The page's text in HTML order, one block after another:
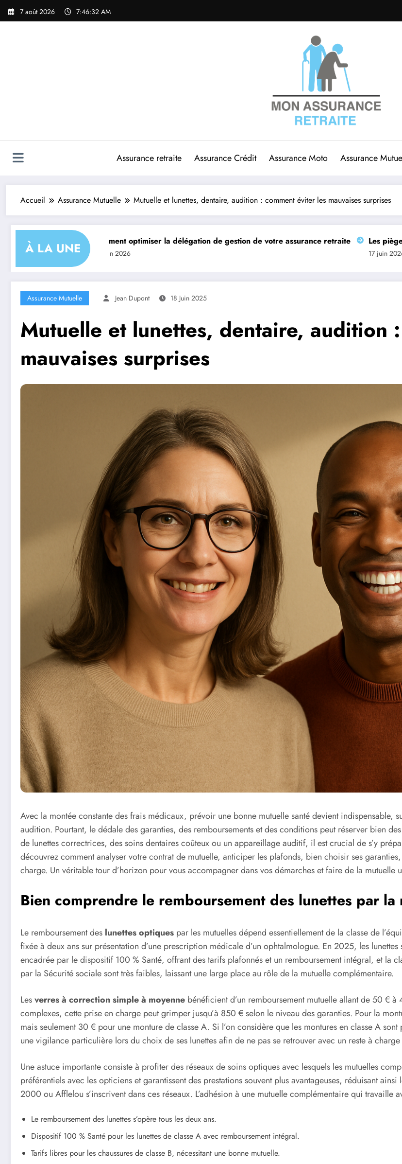
Aller
7 août 2026 7:46:35 AM
Assurance retraite Assurance Crédit Assurance Moto Assurance
Accueil Assurance Mutuelle Mutuelle et lunettes, dentaire, audition : comment éviter les mauvaises surprises
À LA UNE
Comment optimiser la délégation de gestion de votre assurance retraite
24 juin 2026
Les pièges à éviter lors de
Assurance Mutuelle Jean Dupont 18 Juin 2025
Mutuelle et lunettes, dentaire, audition
mauvaises surprises
Avec la montée constante des frais médicaux, prévoir une bonne mutuelle santé devient indispensable,
audition. Pourtant, le dédale des garanties, des remboursements et des conditions peut réserver bien
de lunettes correctrices, des soins dentaires coûteux ou un appareillage auditif, il est crucial de s’y
découvrez comment analyser votre contrat de mutuelle, anticiper les plafonds, bien choisir ses
charge. Un véritable tour d’horizon pour vous accompagner dans vos démarches et faire de la mutuelle
Bien comprendre le remboursement des lunettes par
Le remboursement des lunettes optiques par les mutuelles dépend essentiellement de la classe de
fixée à deux ans sur présentation d’une prescription médicale d’un ophtalmologue. En 2025, les
encadrée par le dispositif 100 % Santé, offrant des tarifs plafonnés et un remboursement intégral, et la
par la Sécurité sociale sont très faibles, laissant une large place au rôle de la mutuelle complémentaire.
Lesverres à correction simple à moyenne bénéficient d’un remboursement mutuelle allant de 50 €
complexes, cette prise en charge peut grimper jusqu’à 850 € selon le niveau des garanties. Pour la
mais seulement 30 € pour une monture de classe A. Si l’on considère que les montures en classe A
une vigilance particulière lors du choix de ses lunettes afin de ne pas se retrouver avec un reste à
Une astuce importante consiste à profiter des réseaux de soins optiques avec lesquels les mutuelles
préférentiels avec les opticiens et garantissent des prestations souvent plus avantageuses, réduisant
2000 ou Afflelou s’inscrivent dans ces réseaux. L’adhésion à une mutuelle complémentaire qui
Le remboursement des lunettes s’opère tous les deux ans.
Dispositif 100 % Santé pour les lunettes de classe A avec remboursement intégral.
Tarifs libres pour les chaussures de classe B, nécessitant une bonne mutuelle.